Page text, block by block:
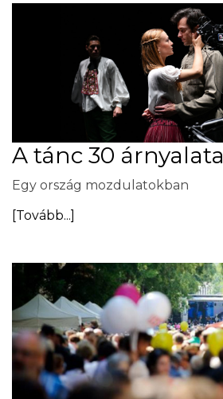
A tánc 30 árnyalata
Egy ország mozdulatokban
[Tovább...]